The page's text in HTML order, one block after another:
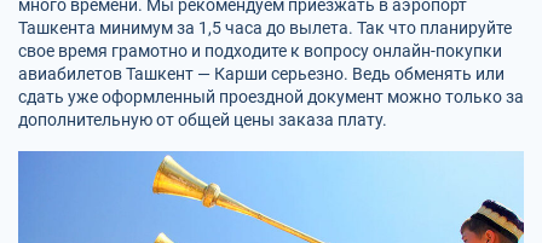
много времени. Мы рекомендуем приезжать в аэропорт
Ташкента минимум за 1,5 часа до вылета. Так что планируйте
свое время грамотно и подходите к вопросу онлайн-покупки
авиабилетов Ташкент — Карши серьезно. Ведь обменять или
сдать уже оформленный проездной документ можно только за
дополнительную от общей цены заказа плату.